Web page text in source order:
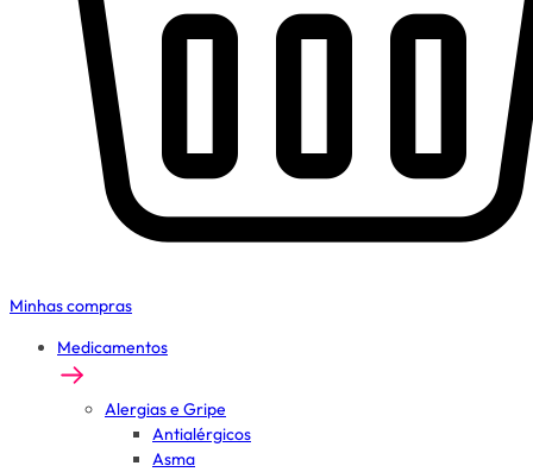
Minhas compras
Medicamentos
Alergias e Gripe
Antialérgicos
Asma